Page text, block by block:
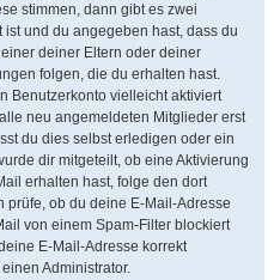
stimmen, dann gibt es zwei
ist und du angegeben hast, dass du
deiner Eltern oder deiner
folgen, die du erhalten hast.
Benutzerkonto vielleicht aktiviert
neu angemeldeten Mitglieder erst
du dies selbst erledigen oder ein
dir mitgeteilt, ob eine Aktivierung
erhalten hast, folge den dort
prüfe, ob du deine E-Mail-Adresse
von einem Spam-Filter blockiert
E-Mail-Adresse korrekt
Administrator.